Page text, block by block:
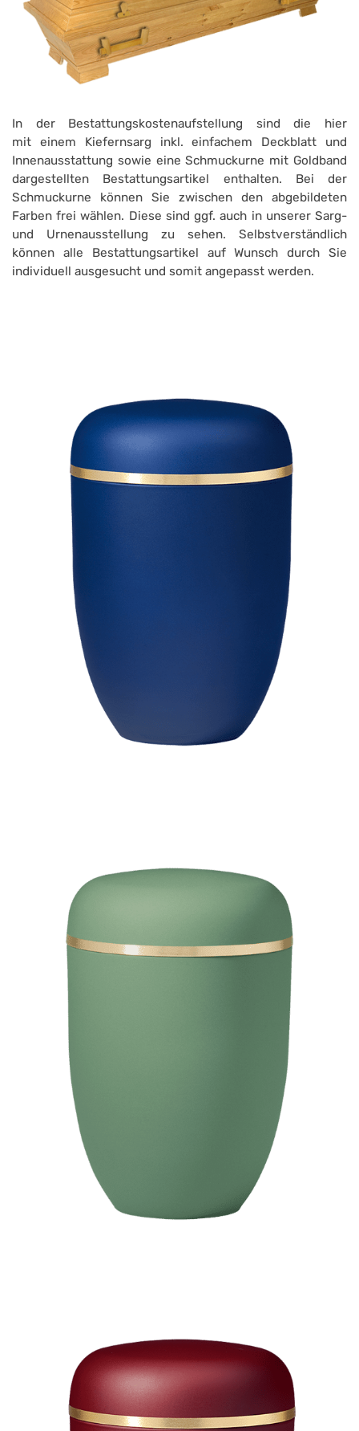
In der Bestattungskostenaufstellung sind die hier
mit einem Kiefernsarg inkl. einfachem Deckblatt und
Innenausstattung sowie eine Schmuckurne mit Goldband
dargestellten Bestattungsartikel enthalten. Bei der
Schmuckurne können Sie zwischen den abgebildeten
Farben frei wählen. Diese sind ggf. auch in unserer Sarg-
und Urnenausstellung zu sehen. Selbstverständlich
können alle Bestattungsartikel auf Wunsch durch Sie
individuell ausgesucht und somit angepasst werden.